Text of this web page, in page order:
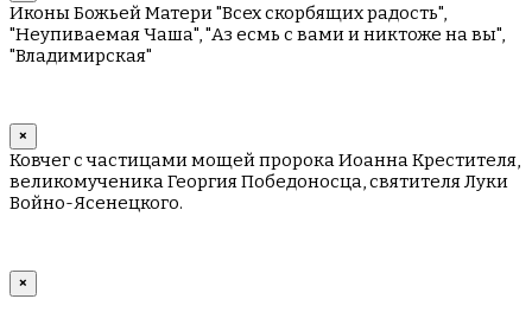
Иконы Божьей Матери "Всех скорбящих радость",
"Неупиваемая Чаша", "Аз есмь с вами и никтоже на вы",
"Владимирская"
×
Ковчег с частицами мощей пророка Иоанна Крестителя,
великомученика Георгия Победоносца, святителя Луки
Войно-Ясенецкого.
×